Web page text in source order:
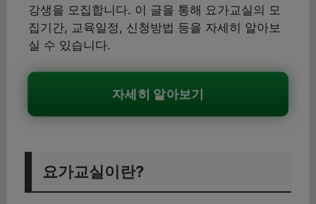
강생을 모집합니다. 이 글을 통해 요가교실의 모
집기간, 교육일정, 신청방법 등을 자세히 알아보
실 수 있습니다.
자세히 알아보기
요가교실이란?